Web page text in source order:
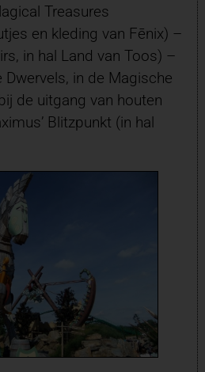
Treasures
en kleding van Fēnix) –
in hal Land van Toos) –
Dwervels, in de Magische
de uitgang van houten
Blitzpunkt (in hal